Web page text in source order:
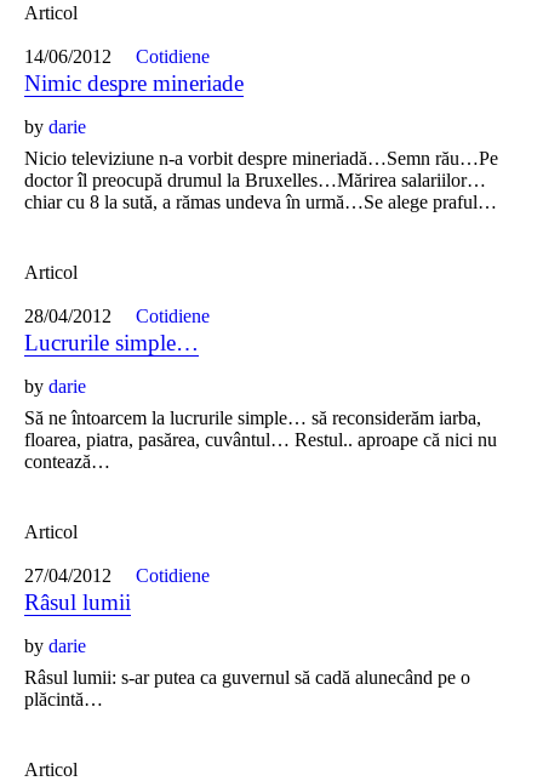
Articol
14/06/2012 Cotidiene
Nimic despre mineriade
by darie
Nicio televiziune n-a vorbit despre mineriadă…Semn rău…Pe
doctor îl preocupă drumul la Bruxelles…Mărirea salariilor…
chiar cu 8 la sută, a rămas undeva în urmă…Se alege praful…
Articol
28/04/2012 Cotidiene
Lucrurile simple…
by darie
Să ne întoarcem la lucrurile simple… să reconsiderăm iarba,
floarea, piatra, pasărea, cuvântul… Restul.. aproape că nici nu
contează…
Articol
27/04/2012 Cotidiene
Râsul lumii
by darie
Râsul lumii: s-ar putea ca guvernul să cadă alunecând pe o
plăcintă…
Articol